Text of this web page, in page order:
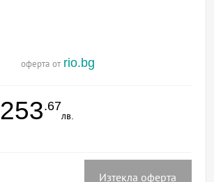
оферта от rio.bg
253.67
лв.
Изтекла оферта